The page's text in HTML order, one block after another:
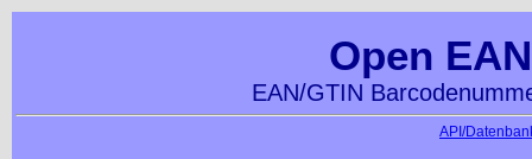
Open
EAN/GTIN
API/